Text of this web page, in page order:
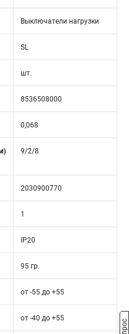
Выключатели нагрузки
SL
шт.
8536508000
0,068
9/2/8
2030900770
1
IP20
95 гр.
от -55 до +55
от -40 до +55